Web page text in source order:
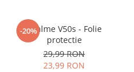
-20%
Realme V50s - Folie
protectie
29,99 RON
23,99 RON